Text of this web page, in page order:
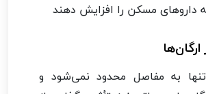
داروهای مسکن را افزایش دهند
به مفاصل محدود نمی‌شود و